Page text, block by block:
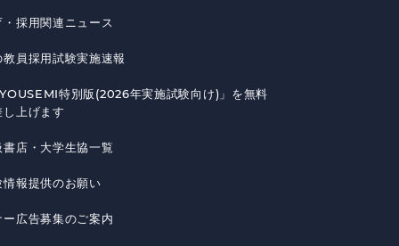
・採用関連ニュース
教員採用試験実施速報
特別版(2026年実施試験向け)」を無料
し上げます
書店・大学生協一覧
情報提供のお願い
ー広告募集のご案内